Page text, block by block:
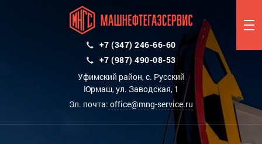
+7 (347) 246-66-60
+7 (987) 490-08-53
Уфимский район, с. Русский
Юрмаш, ул. Заводская, 1
Эл. почта: office@mng-service.ru